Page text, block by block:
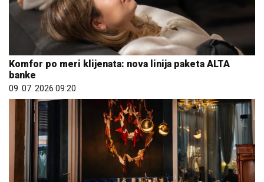
Komfor po meri klijenata: nova linija paketa ALTA
banke
09. 07. 2026 09:20